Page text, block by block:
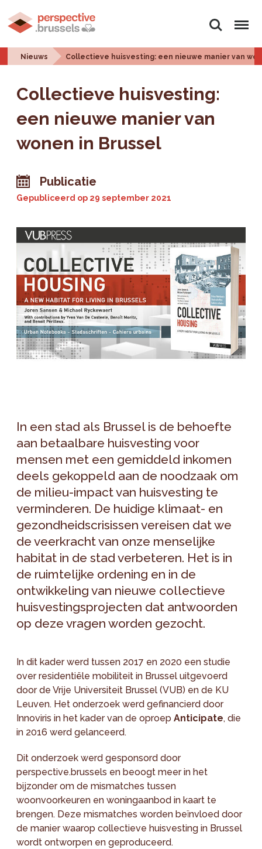
Zoeken Menu
Nieuws Collectieve huisvesting: een nieuwe manier van
Collectieve huisvesting:
een nieuwe manier van
wonen in Brussel
Publicatie
Gepubliceerd op 29 september 2021
In een stad als Brussel is de behoefte
aan betaalbare huisvesting voor
mensen met een gemiddeld inkomen
deels gekoppeld aan de noodzaak om
de milieu-impact van huisvesting te
verminderen. De huidige klimaat- en
gezondheidscrisissen vereisen dat we
de veerkracht van onze menselijke
habitat in de stad verbeteren. Het is in
de ruimtelijke ordening en in de
ontwikkeling van nieuwe collectieve
huisvestingsprojecten dat antwoorden
op deze vragen worden gezocht.
In dit kader werd tussen 2017 en 2020 een studie
over residentiële mobiliteit in Brussel uitgevoerd
door de Vrije Universiteit Brussel (VUB) en de KU
Leuven. Het onderzoek werd gefinancierd door
Innoviris in het kader van de oproepAnticipate, die
in 2016 werd gelanceerd.
Dit onderzoek werd gesponsord door
perspective.brussels en beoogt meer in het
bijzonder om de mismatches tussen
woonvoorkeuren en woningaanbod in kaart te
brengen. Deze mismatches worden beïnvloed door
de manier waarop collectieve huisvesting in Brussel
wordt ontworpen en geproduceerd.